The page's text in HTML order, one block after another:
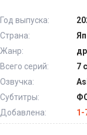
Год выпуска:
Страна:
Жанр:
Всего серий:
7
Озвучка:
Субтитры:
Добавлена:
1-